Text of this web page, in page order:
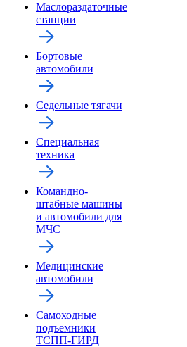
Маслораздаточные
станции
Бортовые
автомобили
Седельные тягачи
Специальная
техника
Командно-
штабные машины
и автомобили для
МЧС
Медицинские
автомобили
Самоходные
подъемники
ТСПП-ГИРД